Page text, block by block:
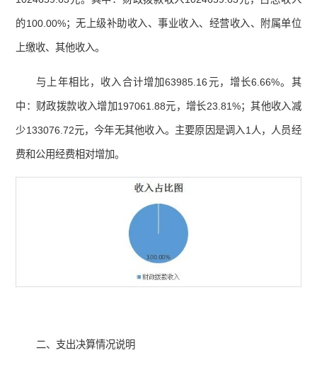
的100.00%；无上级补助收入、事业收入、经营收入、附属单位
上缴收、其他收入。
与上年相比，收入合计增加63985.16元，增长6.66%。其
中：财政拨款收入增加197061.88元，增长23.81%；其他收入减
少133076.72元，今年无其他收入。主要原因是调入1人，人员经
费和公用经费相对增加。
二、支出决算情况说明